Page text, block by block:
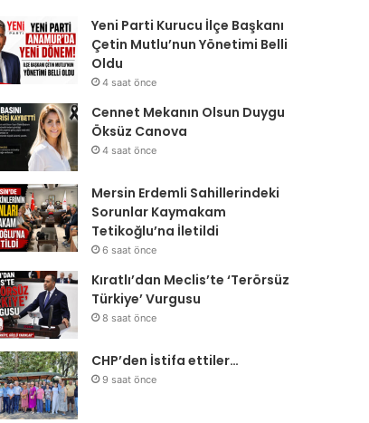
Yeni Parti Kurucu İlçe Başkanı
Çetin Mutlu’nun Yönetimi Belli
Oldu
4 saat önce
Cennet Mekanın Olsun Duygu
Öksüz Canova
4 saat önce
Mersin Erdemli Sahillerindeki
Sorunlar Kaymakam
Tetikoğlu’na İletildi
6 saat önce
Kıratlı’dan Meclis’te ‘Terörsüz
Türkiye’ Vurgusu
8 saat önce
CHP’den İstifa ettiler…
9 saat önce